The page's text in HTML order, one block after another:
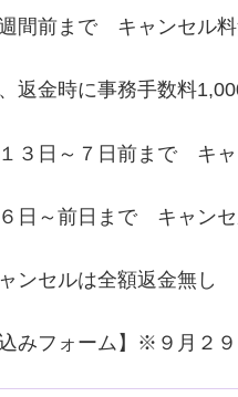
週間前まで キャンセル
、返金時に事務手数料
１３日～７日前まで キ
６日～前日まで キャン
ンセルは全額返金無し
込みフォーム】※９月２